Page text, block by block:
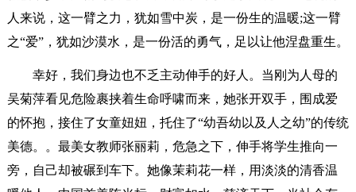
人来说，这一臂之力，犹如雪中炭，是一份生的温暖;这一臂
之“爱”，犹如沙漠水，是一份活的勇气，足以让他涅盘重生。
幸好，我们身边也不乏主动伸手的好人。当刚为人母的
吴菊萍看见危险裹挟着生命呼啸而来，她张开双手，围成爱
的怀抱，接住了女童妞妞，托住了“幼吾幼以及人之幼”的传统
美德。。最美女教师张丽莉，危急之下，伸手将学生推向一
旁，自己却被碾到车下。她像茉莉花一样，用淡淡的清香温